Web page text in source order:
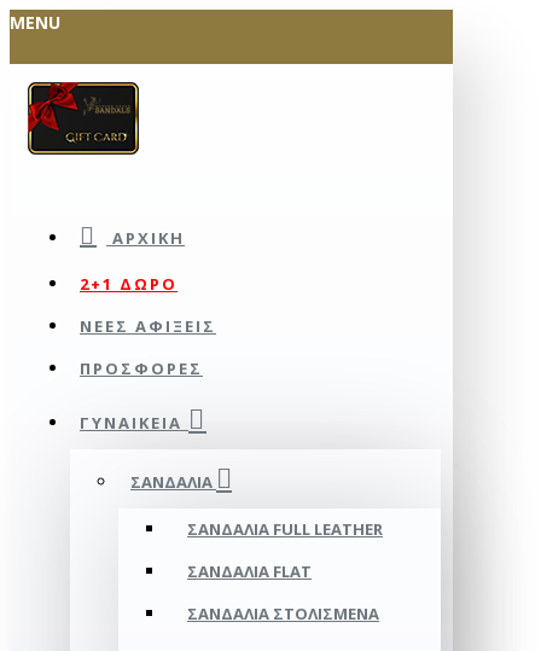
MENU
ΑΡΧΙΚΉ
2+1 ΔΩΡΟ
ΝΕΕΣ ΑΦΙΞΕΙΣ
ΠΡΟΣΦΟΡΕΣ
ΓΥΝΑΙΚΕΊΑ
ΣΑΝΔΆΛΙΑ
ΣΑΝΔΆΛΙΑ FULL LEATHER
ΣΑΝΔΆΛΙΑ FLAT
ΣΑΝΔΆΛΙΑ ΣΤΟΛΙΣΜΈΝΑ